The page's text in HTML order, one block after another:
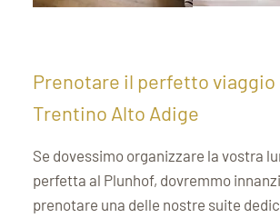
Prenotare il perfetto viaggio
Trentino Alto Adige
Se dovessimo organizzare la vostra
perfetta al Plunhof, dovremmo
prenotare una delle nostre suite